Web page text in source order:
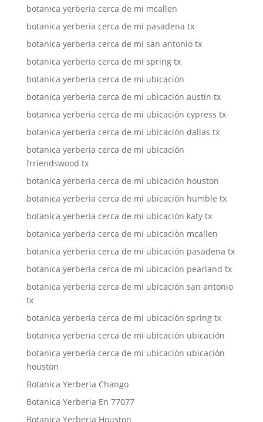
botanica yerberia cerca de mi mcallen
botanica yerberia cerca de mi pasadena tx
botanica yerberia cerca de mi san antonio tx
botanica yerberia cerca de mi spring tx
botanica yerberia cerca de mi ubicación
botanica yerberia cerca de mi ubicación austin tx
botanica yerberia cerca de mi ubicación cypress tx
botanica yerberia cerca de mi ubicación dallas tx
botanica yerberia cerca de mi ubicación
frriendswood tx
botanica yerberia cerca de mi ubicación houston
botanica yerberia cerca de mi ubicación humble tx
botanica yerberia cerca de mi ubicación katy tx
botanica yerberia cerca de mi ubicación mcallen
botanica yerberia cerca de mi ubicación pasadena tx
botanica yerberia cerca de mi ubicación pearland tx
botanica yerberia cerca de mi ubicación san antonio
tx
botanica yerberia cerca de mi ubicación spring tx
botanica yerberia cerca de mi ubicación ubicación
botanica yerberia cerca de mi ubicación ubicación
houston
Botanica Yerberia Chango
Botanica Yerberia En 77077
Botanica Yerberia Houston